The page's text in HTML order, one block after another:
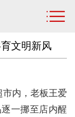
文明新风
内，老板王爱
一挪至店内醒